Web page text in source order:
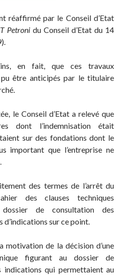
réaffirmé par le Conseil d’Etat
Petroni du Conseil d’Etat du 14
en fait, que ces travaux
pu être anticipés par le titulaire
le Conseil d’Etat a relevé que
dont l’indemnisation était
sur des fondations dont le
important que l’entreprise ne
des termes de l’arrêt du
des clauses techniques
de consultation des
sur ce point.
motivation de la décision d’une
figurant au dossier de
qui permettaient au